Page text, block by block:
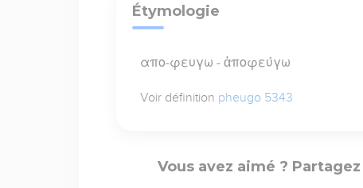
Étymologie
απο-φευγω - ἀποφεύγω
Voir définition pheugo 5343
Vous avez aimé ?